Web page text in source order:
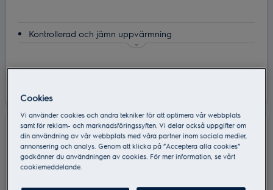
Kontrollerad och jämn uppvärmning
SteamPot för snabb och sund matlagning
Grillfunktion som låter dig njuta av god smak och textur
LMF2171TEK
Mikrovågsugn
Cookies
Vi använder cookies och andra tekniker för att optimera vår webbplats
samt för reklam- och marknadsföringssyften. Vi delar också uppgifter om
din användning av vår webbplats med våra partner inom sociala medier,
annonsering och analys. Genom att klicka på ”Acceptera alla cookies”
godkänner du användningen av cookies. För mer information, se vårt
cookiemeddelande.